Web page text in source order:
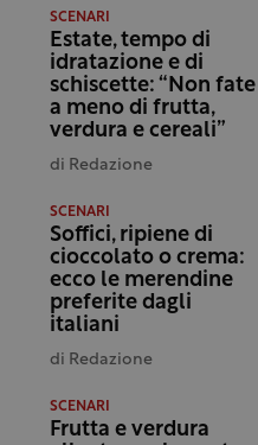
SCENARI
Estate, tempo di
idratazione e di
schiscette: “Non fate
a meno di frutta,
verdura e cereali”
di Redazione
SCENARI
Soffici, ripiene di
cioccolato o crema:
ecco le merendine
preferite dagli
italiani
di Redazione
SCENARI
Frutta e verdura